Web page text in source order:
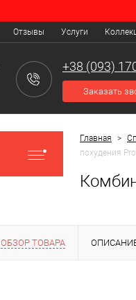
Отзывы Услуги
+38 (093)
Заказать
Главная >
похудения
ОБЗОР ТОВАРА